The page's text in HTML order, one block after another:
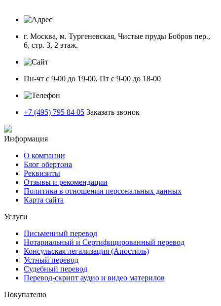
г. Москва, м. Тургеневская, Чистые пруды Бобров пер.,
6, стр. 3, 2 этаж.
Пн-чт с 9-00 до 19-00, Пт с 9-00 до 18-00
+7 (495) 795 84 05 Заказать звонок
Информация
О компании
Блог обертона
Реквизиты
Отзывы и рекомендации
Политика в отношении персональных данных
Карта сайта
Услуги
Письменный перевод
Нотариальный и Сертифицированный перевод
Консульская легализация (Апостиль)
Устный перевод
Судебный перевод
Перевод-скрипт аудио и видео материлов
Покупателю